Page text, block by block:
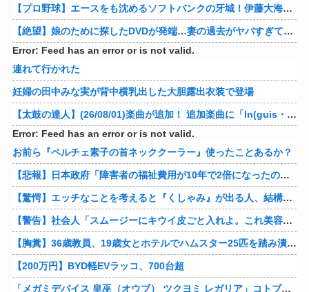
【プロ野球】エースをも沈めるソフトバンクの牙城！伊藤大海の対ホークス防御率から見るパリーグの厳しさ
【絶望】娘のために探したDVDが発端…妻の過去がヤバすぎてメンタル崩壊ｗｗｗｗ 他
Error: Feed has an error or is not valid.
連れて行かれた
妊婦の田中みな実が背中横乳出した大胆露出衣装で登場
【太鼓の達人】(26/08/01)楽曲が追加！ 追加楽曲に「ln(guis・tics) / Sephid」「Remnath / ぺのれり」の2曲が登場！！
Error: Feed has an error or is not valid.
お前ら『ペルチェ素子の首ネッククーラー』使ったことあるか？
【悲報】日本政府「障害者の福祉費用が10年で2倍になったので抑制します」
【驚愕】エッチなことを考えると『くしゃみ』が出る人、結構いると判明
【警告】社会人「スムージーにキウイ皮ごと入れよ。これ美容にいいんだよね〜」→ 結果…
【胸糞】36歳教員、19歳女とホテルでハムスター25匹を踏み潰すなどして逮捕
【200万円】BYD軽EVラッコ、700台超
「メガミデバイス 皇巫（オウブ） ツクヨミ レガリア」コトブキヤデビュー…